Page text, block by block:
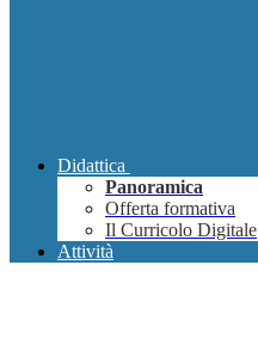
Didattica
Panoramica
Offerta formativa
Il Curricolo Digitale
Attività